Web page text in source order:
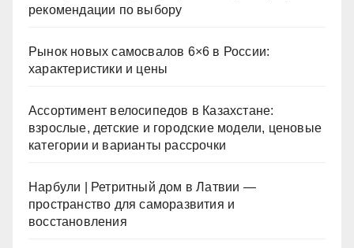
рекомендации по выбору
Рынок новых самосвалов 6×6 в России:
характеристики и цены
Ассортимент велосипедов в Казахстане:
взрослые, детские и городские модели, ценовые
категории и варианты рассрочки
Нарбули | Ретритный дом в Латвии —
пространство для саморазвития и
восстановления